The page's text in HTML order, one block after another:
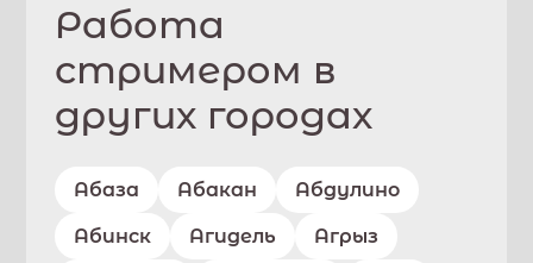
Работа
стримером в
других городах
Абаза Абакан Абдулино
Абинск Агидель Агрыз